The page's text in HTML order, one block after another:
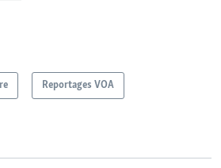
Reportages VOA